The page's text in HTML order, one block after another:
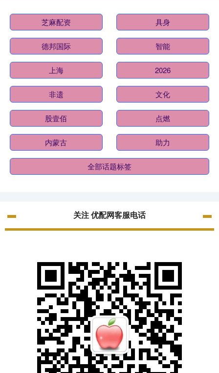
芝麻配资 具身
德邦国际 智能
上海 2026
非遗 文化
股壹佰 点燃
内蒙古 助力
全部话题标签
关注 优配网客服电话